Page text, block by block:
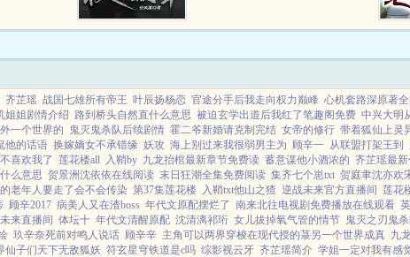
直至权力巅
袖清风，不畏权贵，官运亨通。...
齐芷瑶 战国七雄所有帝王 叶辰扬杨恋 官途分手后我走向权力巅峰 心机套路深原著
姐姐剧情介绍 路到桥头自然直什么意思 被迫玄学出道后我红了笔趣阁免费 中兴大明
一个世界的 鬼灭鬼杀队后续剧情 霍二爷新婚请克制完结 女帝的修行 带着狐仙上灵
他的话语 换嫁嫡女不承错缘 妖攻 海上别过来我很弱男主为 顾辛一 从联盟打架王到
喜欢我了 莲花楼all 入鞘by 九龙抬棺最新章节免费读 蓄意谋他小酒浓的 齐芷瑶最新
么意思 贺景洲沈依依在线阅读 末日狂潮全集免费阅读 集齐七个崽txt 贺庭聿沈亦欢
老年人要走了会不会传染 第37集莲花楼 入鞘txt他山之猹 逆战未来官方直播间 莲花
顾辛2017 病美人又在渣boss 年代文原配摆烂了 南来北往电视剧免费播放在线观看
来直播间 体坛十 年代文清醒原配 沈清漓祁珩 女儿拔掉氧气管的情节 鬼灭之刃鬼
玖辛奈死前对鸣人说话 顾辛辛 主角可以两界穿梭在现代授的菉另一个世界成真 九
仙子们天下无敌狐妖 符玄星穹铁道是c吗 综影视云牙 齐芷瑶简介 学姐一定对我有感